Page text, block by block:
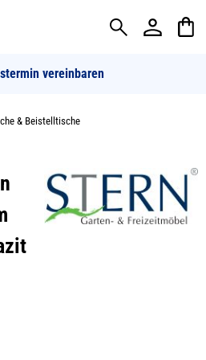
vereinbaren
& Beistelltische